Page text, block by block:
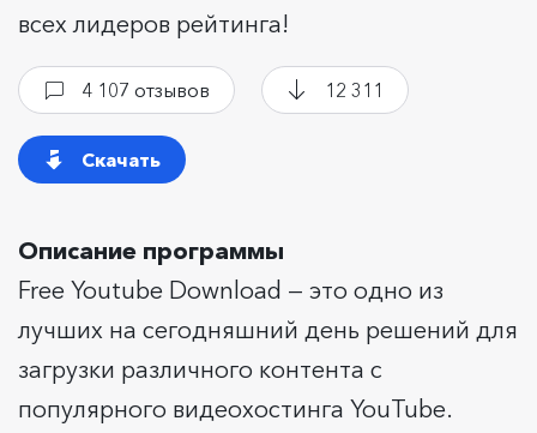
всех лидеров рейтинга!
4 107 отзывов 12 311
Скачать
Описание программы
Free Youtube Download — это одно из
лучших на сегодняшний день решений для
загрузки различного контента с
популярного видеохостинга YouTube.